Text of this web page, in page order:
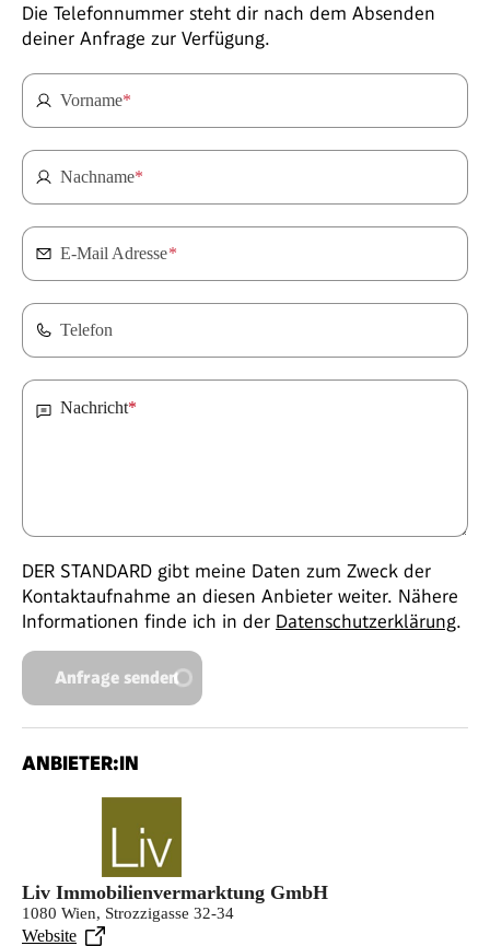
Die Telefonnummer steht dir nach dem Absenden
deiner Anfrage zur Verfügung.
Vorname*
Nachname*
E-Mail Adresse*
Telefon
Nachricht*
DER STANDARD gibt meine Daten zum Zweck der
Kontaktaufnahme an diesen Anbieter weiter. Nähere
Informationen finde ich in der Datenschutzerklärung.
Anfrage senden
ANBIETER:IN
Liv Immobilienvermarktung GmbH
1080 Wien, Strozzigasse 32-34
Website